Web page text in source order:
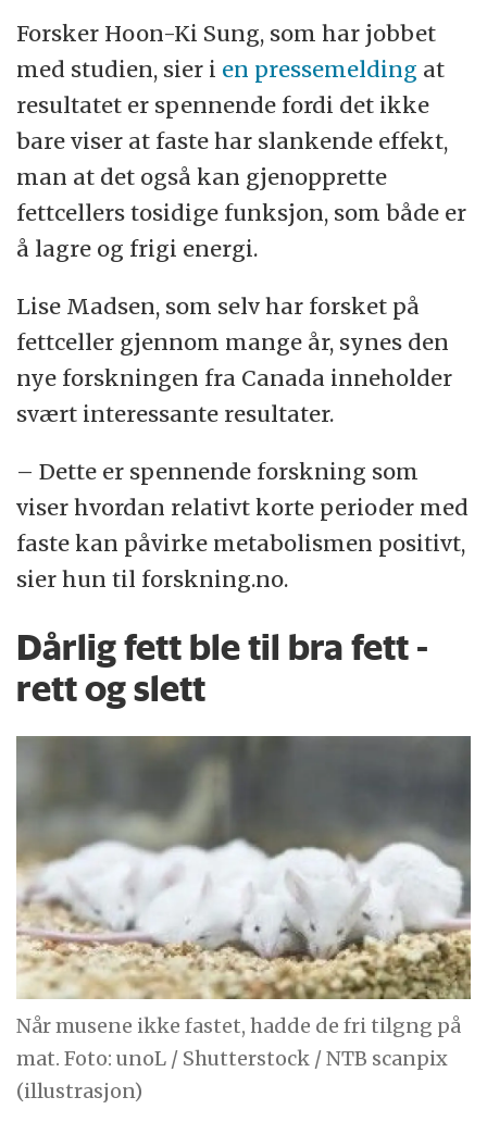
Forsker Hoon-Ki Sung, som har jobbet
med studien, sier i en pressemelding at
resultatet er spennende fordi det ikke
bare viser at faste har slankende effekt,
man at det også kan gjenopprette
fettcellers tosidige funksjon, som både er
å lagre og frigi energi.
Lise Madsen, som selv har forsket på
fettceller gjennom mange år, synes den
nye forskningen fra Canada inneholder
svært interessante resultater.
– Dette er spennende forskning som
viser hvordan relativt korte perioder med
faste kan påvirke metabolismen positivt,
sier hun til forskning.no.
Dårlig fett ble til bra fett -
rett og slett
Når musene ikke fastet, hadde de fri tilgng på
mat. Foto: unoL / Shutterstock / NTB scanpix
(illustrasjon)